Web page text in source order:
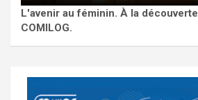
L'avenir au féminin. À la
COMILOG.